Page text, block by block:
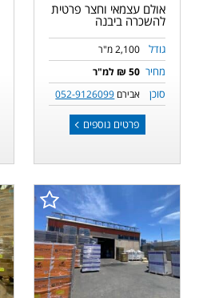
אולם עצמאי וחצר פרטית
להשכרה ביבנה
גודל 2,100 מ"ר
מחיר 50 ₪ למ"ר
סוכן אבירם 052-9126099
פרטים נוספים